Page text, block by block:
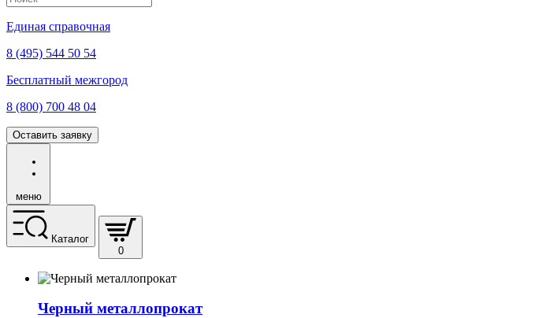
Единая справочная
8 (495) 544 50 54
Бесплатный межгород
8 (800) 700 48 04
Оставить заявку
меню
Каталог
0
Черный металлопрокат